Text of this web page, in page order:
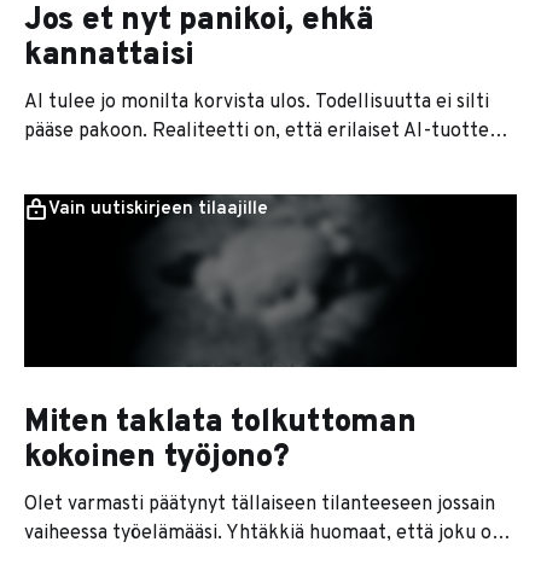
Jos et nyt panikoi, ehkä
kannattaisi
AI tulee jo monilta korvista ulos. Todellisuutta ei silti
pääse pakoon. Realiteetti on, että erilaiset AI-tuotteet
yrityksesi ei ole mukana muutoksessa, kilpailijat
käärivät voitot. Meneillään on markkinoiden uusjako.
Yrityksesi ei ehkä koe vaikutuksia juuri nyt, ensi viikolla
tai vielä tänä vuonna. Yrityksesi
Vain uutiskirjeen tilaajille
Miten taklata tolkuttoman
kokoinen työjono?
Olet varmasti päätynyt tällaiseen tilanteeseen jossain
vaiheessa työelämääsi. Yhtäkkiä huomaat, että joku osa